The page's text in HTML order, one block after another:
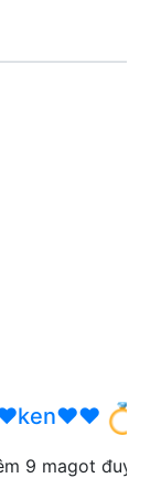
9 magot đuy